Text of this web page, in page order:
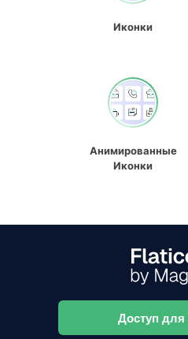
Иконки
Анимированные
Иконки
Доступ для